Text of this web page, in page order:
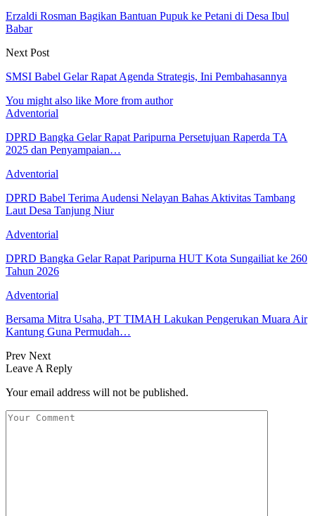
Erzaldi Rosman Bagikan Bantuan Pupuk ke Petani di Desa Ibul
Babar
Next Post
SMSI Babel Gelar Rapat Agenda Strategis, Ini Pembahasannya
You might also like More from author
Adventorial
DPRD Bangka Gelar Rapat Paripurna Persetujuan Raperda TA
2025 dan Penyampaian…
Adventorial
DPRD Babel Terima Audensi Nelayan Bahas Aktivitas Tambang
Laut Desa Tanjung Niur
Adventorial
DPRD Bangka Gelar Rapat Paripurna HUT Kota Sungailiat ke 260
Tahun 2026
Adventorial
Bersama Mitra Usaha, PT TIMAH Lakukan Pengerukan Muara Air
Kantung Guna Permudah…
Prev Next
Leave A Reply
Your email address will not be published.